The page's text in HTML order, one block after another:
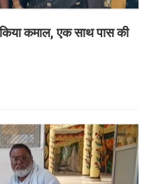
कमाल, एक साथ पास की